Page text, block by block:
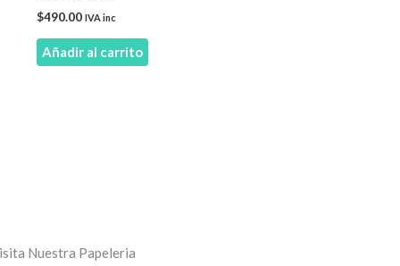
$490.00 IVA inc
Añadir al carrito
Nuestra Papeleria